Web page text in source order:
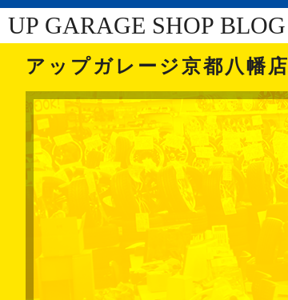
UP GARAGE SHOP BLOG
アップガレージ京都八幡店